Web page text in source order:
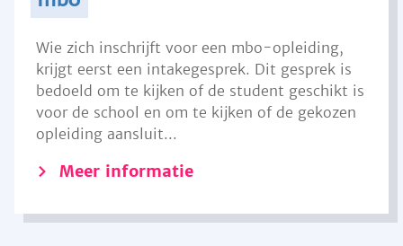
Wie zich inschrijft voor een mbo-opleiding,
krijgt eerst een intakegesprek. Dit gesprek is
bedoeld om te kijken of de student geschikt is
voor de school en om te kijken of de gekozen
opleiding aansluit...
Meer informatie